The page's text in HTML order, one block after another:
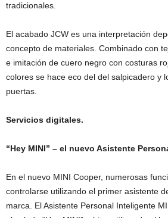
tradicionales.
El acabado JCW es una interpretación
concepto de materiales. Combinado con
e imitación de cuero negro con costuras
colores se hace eco del del salpicadero y
puertas.
Servicios digitales.
“Hey MINI” – el nuevo Asistente
En el nuevo MINI Cooper, numerosas
controlarse utilizando el primer asistente
marca. El Asistente Personal Inteligente